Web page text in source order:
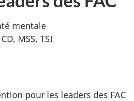
mentale
MSS, TSI
pour les leaders des FAC